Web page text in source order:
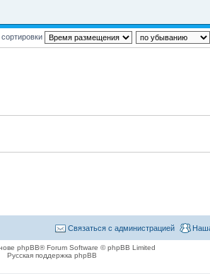
Связаться с администрацией
phpBB® Forum Software © phpBB Limited
Русская поддержка phpBB